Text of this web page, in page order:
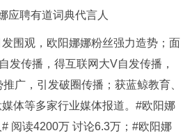
应聘有道词典代言人
围观，欧阳娜娜粉丝强力造势；面
发传播，得互联网大V自发传播，
广，引发破圈传播；获蓝鲸教育、
体等多家行业媒体报道。#欧阳娜
阅读4200万 讨论6.3万；#欧阳娜